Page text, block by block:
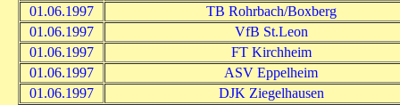
01.06.1997
TB Rohrbach/Boxberg
01.06.1997
VfB St.Leon
01.06.1997
FT Kirchheim
01.06.1997
ASV Eppelheim
01.06.1997
DJK Ziegelhausen